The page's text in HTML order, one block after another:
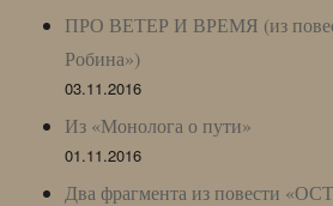
ПРО ВЕТЕР И ВРЕМЯ (из
Робина»)
03.11.2016
Из «Монолога о пути»
01.11.2016
Два фрагмента из повести